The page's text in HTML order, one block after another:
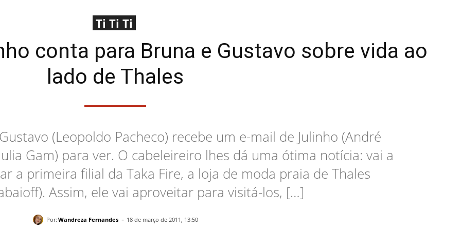
Ti Ti Ti
conta para Bruna e Gustavo sobre vida ao
lado de Thales
(Leopoldo Pacheco) recebe um e-mail de Julinho (André
Gam) para ver. O cabeleireiro lhes dá uma ótima notícia: vai a
a primeira filial da Taka Fire, a loja de moda praia de Thales
Assim, ele vai aproveitar para visitá-los, […]
Por: Wandreza Fernandes - 18 de março de 2011, 13:50